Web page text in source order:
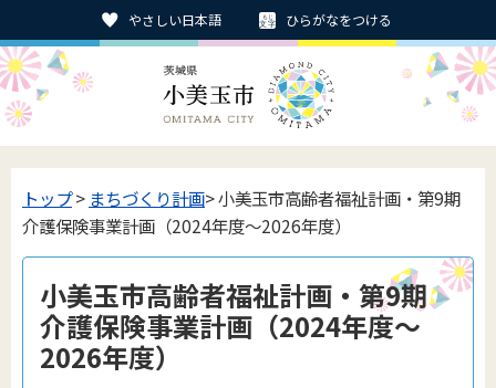
やさしい日本語 ひらがなをつける
トップ> まちづくり計画> 小美玉市高齢者福祉計画・第9期
介護保険事業計画（2024年度～2026年度）
小美玉市高齢者福祉計画・第9期
介護保険事業計画（2024年度～
2026年度）